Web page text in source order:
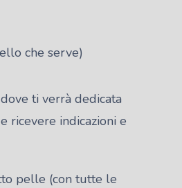
che serve)
dove ti verrà dedicata
ricevere indicazioni e
pelle (con tutte le